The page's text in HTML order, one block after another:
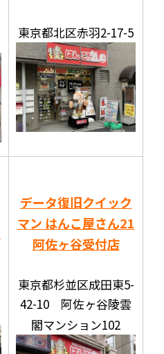
東京都北区赤羽2-17-5
データ復旧クイック
マン はんこ屋さん21
阿佐ヶ谷受付店
東京都杉並区成田東5-
42-10 阿佐ヶ谷陵雲
閣マンション102